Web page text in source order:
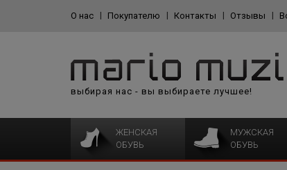
О нас Покупателю Контакты Отзывы
выбирая нас - вы выбираете лучшее!
ЖЕНСКАЯ
ОБУВЬ
МУЖСКАЯ
ОБУВЬ